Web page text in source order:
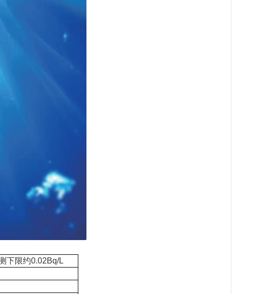
下限约0.02Bq/L